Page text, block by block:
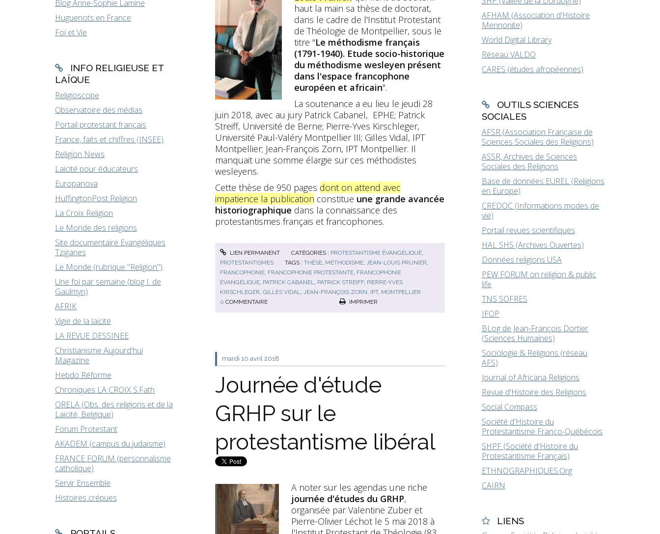
Blog Anne-Sophie Lamine
Huguenots en France
Foi et Vie
INFO RELIGIEUSE ET
LAÏQUE
Religioscope
Observatoire des médias
Portail protestant français
France, faits et chiffres (INSEE)
Religion News
Laïcité pour éducateurs
Europanova
HuffingtonPost Religion
La Croix Religion
Le Monde des religions
Site documentaire Evangéliques
Tziganes
Le Monde (rubrique "Religion")
Une foi par semaine (blog I. de
Gaulmyn)
AFRIK
Vigie de la laïcité
LA REVUE DESSINEE
Christianisme Aujourd'hui
Magazine
Hebdo Réforme
Chroniques LA CROIX S.Fath
ORELA (Obs. des religions et de la
Laïcité, Belgique)
Forum Protestant
AKADEM (campus du judaïsme)
FRANCE FORUM (personnalisme
catholique)
Servir Ensemble
Histoires crépues
haut la main sa thèse de doctorat,
dans le cadre de l'Institut Protestant
de Théologie de Montpellier, sous le
titre "Le méthodisme français
(1791-1940). Etude socio-historique
du méthodisme wesleyen présent
dans l'espace francophone
européen et africain".
La soutenance a eu lieu le jeudi 28
juin 2018, avec au jury Patrick Cabanel, EPHE; Patrick
Streiff, Université de Berne; Pierre-Yves Kirschleger,
Université Paul-Valéry Montpellier III; Gilles Vidal, IPT
Montpellier; Jean-François Zorn, IPT Montpellier. Il
manquait une somme élargie sur ces méthodistes
wesleyens.
Cette thèse de 950 pages dont on attend avec
impatience la publication constitue une grande avancée
historiographique dans la connaissance des
protestantismes français et francophones.
LIEN PERMANENT CATÉGORIES : PROTESTANTISME ÉVANGÉLIQUE,
PROTESTANTISMES
TAGS : THÈSE, MÉTHODISME, JEAN-LOUIS PRUNIER,
FRANCOPHONIE, FRANCOPHONIE PROTESTANTE, FRANCOPHONIE
ÉVANGÉLIQUE, PATRICK CABANEL, PATRICK STREIFF, PIERRE-YVES
KIRSCHLEGER, GILLES VIDAL, JEAN-FRANÇOIS ZORN, IPT, MONTPELLIER
0 COMMENTAIRE IMPRIMER
mardi 10 avril 2018
Journée d'étude
GRHP sur le
protestantisme libéral
A noter sur les agendas une riche
journée d'études du GRHP,
organisée par Valentine Zuber et
Pierre-Olivier Léchot le 5 mai 2018 à
AFHAM (Association d'Histoire
Mennonite)
World Digital Library
Réseau VALDO
CARES (études afropéennes)
OUTILS SCIENCES
SOCIALES
AFSR (Association Française de
Sciences Sociales des Religions)
ASSR, Archives de Sciences
Sociales des Religions
Base de données EUREL (Religions
en Europe)
CREDOC (Informations modes de
vie)
Portail revues scientifiques
HAL SHS (Archives Ouvertes)
Données religions USA
PEW FORUM on religion & public
life
TNS SOFRES
IFOP
BLog de Jean-François Dortier
(Sciences Humaines)
Sociologie & Religions (réseau
AFS)
Journal of Africana Religions
Revue d'Histoire des Religions
Social Compass
Société d'Histoire du
Protestantisme Franco-Québécois
SHPF (Société d'Histoire du
Protestantisme Français)
ETHNOGRAPHIQUES.Org
CAIRN
LIENS